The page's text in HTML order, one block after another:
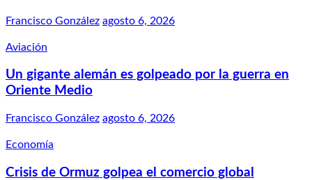
Francisco González agosto 6, 2026
Aviación
Un gigante alemán es golpeado por la guerra en
Oriente Medio
Francisco González agosto 6, 2026
Economía
Crisis de Ormuz golpea el comercio global